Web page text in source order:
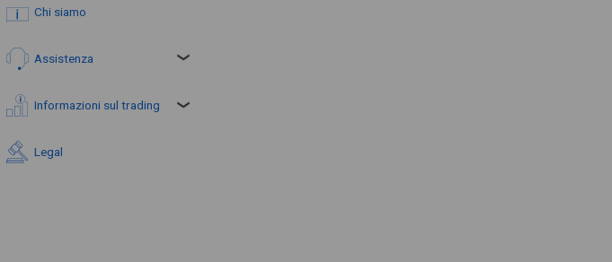
Chi siamo
Assistenza
Informazioni sul trading
Legal